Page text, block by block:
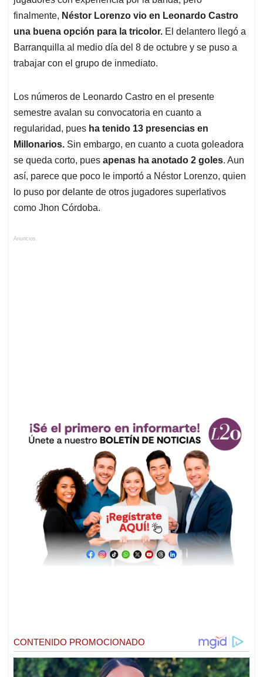
finalmente, Néstor Lorenzo vio en Leonardo Castro
una buena opción para la tricolor. El delantero llegó a
Barranquilla al medio día del 8 de octubre y se puso a
trabajar con el grupo de inmediato.
Los números de Leonardo Castro en el presente
semestre avalan su convocatoria en cuanto a
regularidad, pues ha tenido 13 presencias en
Millonarios. Sin embargo, en cuanto a cuota goleadora
se queda corto, pues apenas ha anotado 2 goles. Aun
así, parece que poco le importó a Néstor Lorenzo, quien
lo puso por delante de otros jugadores superlativos
como Jhon Córdoba.
Anuncios.